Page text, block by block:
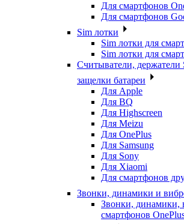
Для смартфонов
Для смартфонов
Sim лотки
Sim лотки для
Sim лотки для
Считыватели, держатели
защелки батареи
Для Apple
Для BQ
Для Highscreen
Для Meizu
Для OnePlus
Для Samsung
Для Sony
Для Xiaomi
Для смартфонов
Звонки, динамики и
Звонки, динамики,
смартфонов